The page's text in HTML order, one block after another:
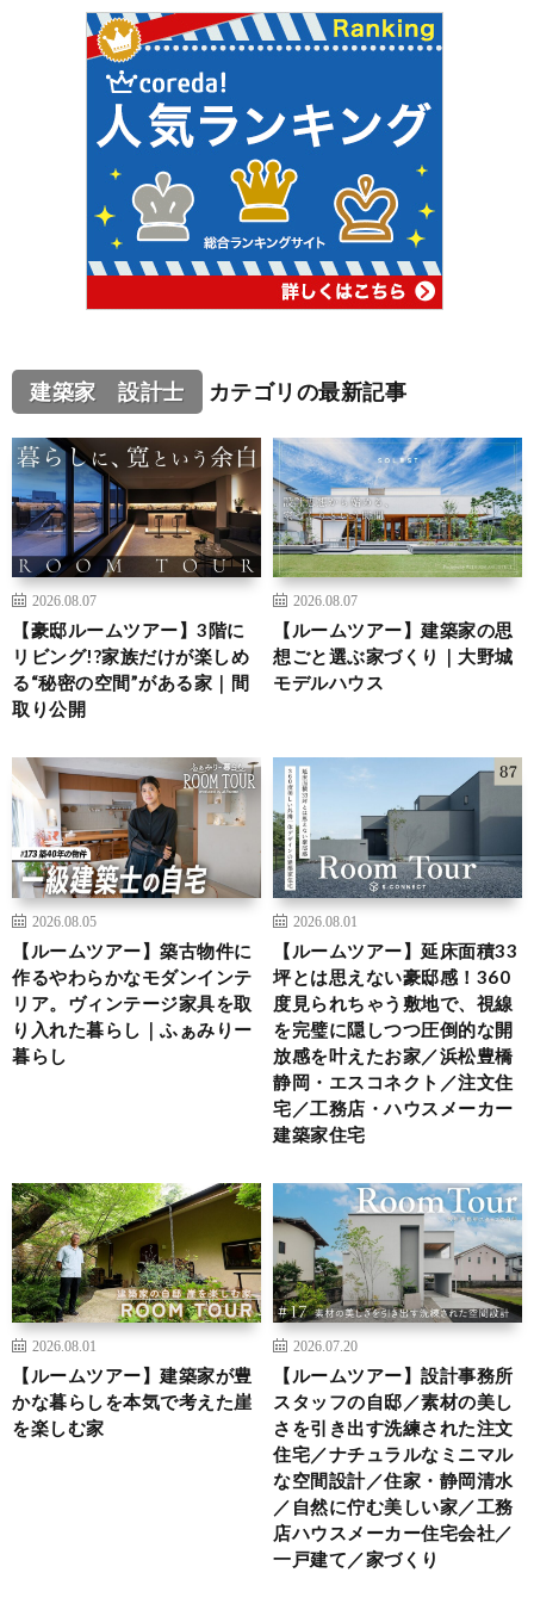
建築家 設計士 カテゴリの最新記事
2026.08.07
【豪邸ルームツアー】3階に
リビング!?家族だけが楽しめ
る“秘密の空間”がある家｜間
取り公開
2026.08.07
【ルームツアー】建築家の思
想ごと選ぶ家づくり｜大野城
モデルハウス
2026.08.05
【ルームツアー】築古物件に
作るやわらかなモダンインテ
リア。ヴィンテージ家具を取
り入れた暮らし｜ふぁみりー
暮らし
2026.08.01
【ルームツアー】延床面積33
坪とは思えない豪邸感！360
度見られちゃう敷地で、視線
を完璧に隠しつつ圧倒的な開
放感を叶えたお家／浜松豊橋
静岡・エスコネクト／注文住
宅／工務店・ハウスメーカー
建築家住宅
2026.08.01
【ルームツアー】建築家が豊
かな暮らしを本気で考えた崖
を楽しむ家
2026.07.20
【ルームツアー】設計事務所
スタッフの自邸／素材の美し
さを引き出す洗練された注文
住宅／ナチュラルなミニマル
な空間設計／住家・静岡清水
／自然に佇む美しい家／工務
店ハウスメーカー住宅会社／
一戸建て／家づくり